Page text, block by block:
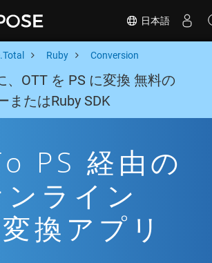
日本語
Ruby Conversion
、OTT を PS に変換 無料の
またはRuby SDK
PS 経由の
ライン
換アプリ